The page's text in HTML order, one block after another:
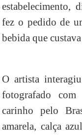
estabelecimento,
fez o pedido de
bebida que
O artista
fotografado com
carinho pelo
amarela, calça